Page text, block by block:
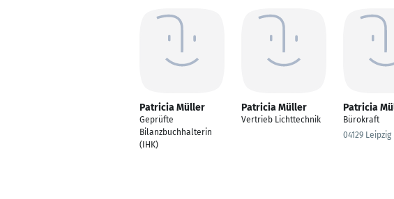
Patricia Müller
Geprüfte
Bilanzbuchhalterin
(IHK)
Patricia Müller
Vertrieb Lichttechnik
Patricia
Bürokraft
04129 Leipzig